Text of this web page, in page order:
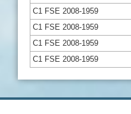
C1 FSE 2008-1959
C1 FSE 2008-1959
C1 FSE 2008-1959
C1 FSE 2008-1959